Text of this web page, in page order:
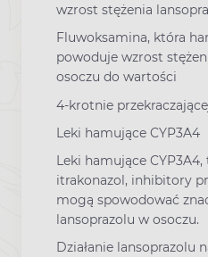
wzrost stężenia
Fluwoksamina, która
powoduje wzrost
osoczu do wartości
4-krotnie
Leki hamujące CYP3A4
Leki hamujące
itrakonazol, inhibitory
mogą spowodować
lansoprazolu w osoczu.
Działanie lansoprazolu